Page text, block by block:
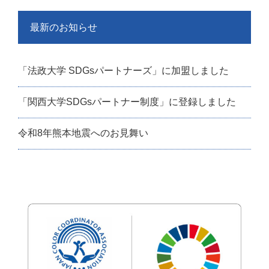
最新のお知らせ
「法政大学 SDGsパートナーズ」に加盟しました
「関西大学SDGsパートナー制度」に登録しました
令和8年熊本地震へのお見舞い